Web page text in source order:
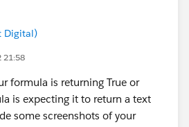
Digital)
21:58
formula is returning True or
is expecting it to return a text
some screenshots of your